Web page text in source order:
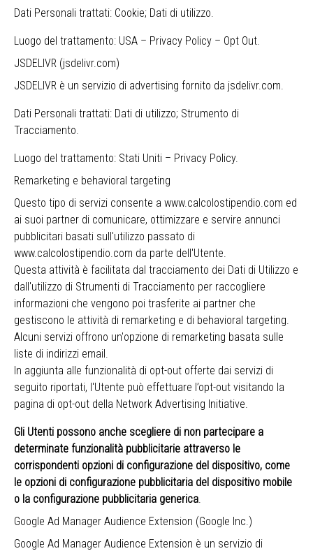
Dati Personali trattati: Cookie; Dati di utilizzo.
Luogo del trattamento: USA – Privacy Policy – Opt Out.
JSDELIVR (jsdelivr.com)
JSDELIVR è un servizio di advertising fornito da jsdelivr.com.
Dati Personali trattati: Dati di utilizzo; Strumento di
Tracciamento.
Luogo del trattamento: Stati Uniti – Privacy Policy.
Remarketing e behavioral targeting
Questo tipo di servizi consente a www.calcolostipendio.com ed
ai suoi partner di comunicare, ottimizzare e servire annunci
pubblicitari basati sull'utilizzo passato di
www.calcolostipendio.com da parte dell'Utente.
Questa attività è facilitata dal tracciamento dei Dati di Utilizzo e
dall'utilizzo di Strumenti di Tracciamento per raccogliere
informazioni che vengono poi trasferite ai partner che
gestiscono le attività di remarketing e di behavioral targeting.
Alcuni servizi offrono un'opzione di remarketing basata sulle
liste di indirizzi email.
In aggiunta alle funzionalità di opt-out offerte dai servizi di
seguito riportati, l'Utente può effettuare l’opt-out visitando la
pagina di opt-out della Network Advertising Initiative.
Gli Utenti possono anche scegliere di non partecipare a
determinate funzionalità pubblicitarie attraverso le
corrispondenti opzioni di configurazione del dispositivo, come
le opzioni di configurazione pubblicitaria del dispositivo mobile
o la configurazione pubblicitaria generica.
Google Ad Manager Audience Extension (Google Inc.)
Google Ad Manager Audience Extension è un servizio di